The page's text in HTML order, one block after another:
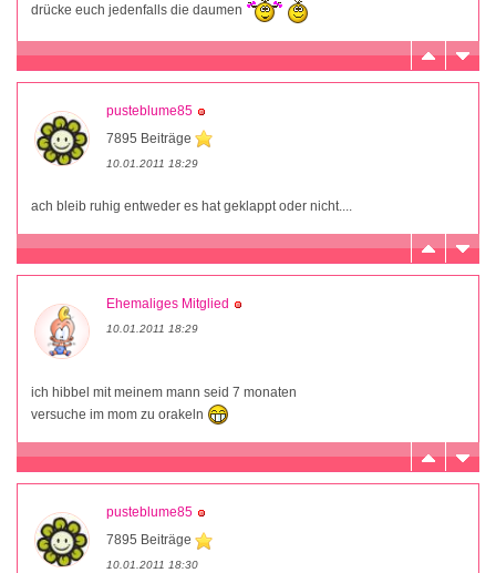
drücke euch jedenfalls die daumen
pusteblume85
7895 Beiträge
10.01.2011 18:29
ach bleib ruhig entweder es hat geklappt oder nicht....
Ehemaliges Mitglied
10.01.2011 18:29
ich hibbel mit meinem mann seid 7 monaten
versuche im mom zu orakeln
pusteblume85
7895 Beiträge
10.01.2011 18:30